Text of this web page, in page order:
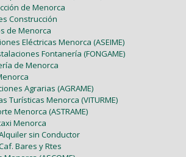
de Menorca
Construcción
de Menorca
Eléctricas Menorca (ASEIME)
Fontanería (FONGAME)
de Menorca
Agrarias (AGRAME)
Turísticas Menorca (VITURME)
Menorca (ASTRAME)
Menorca
sin Conductor
Bares y Rtes